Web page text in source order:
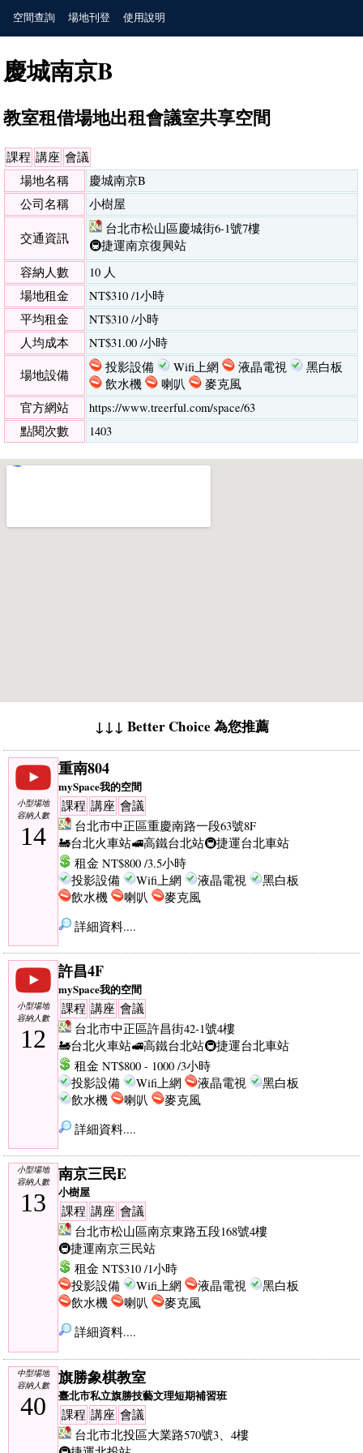
空間查詢 場地刊登 使用說明
慶城南京B
教室租借場地出租會議室共享空間
課程 講座 會議
場地名稱
慶城南京B
公司名稱
小樹屋
交通資訊
台北市松山區慶城街6-1號7樓
🚇捷運南京復興站
容納人數
10 人
場地租金
NT$310 /1小時
平均租金
NT$310 /小時
人均成本
NT$31.00 /小時
場地設備
投影設備 Wifi上網 液晶電視
黑白板
飲水機
喇叭
麥克風
官方網站
https://www.treerful.com/space/63
點閱次數
1403
↓↓↓ Better Choice 為您推薦
小型場地
容納人數
14
重南804
mySpace我的空間
課程 講座 會議
台北市中正區重慶南路一段63號8F
🚂台北火車站🚅高鐵台北站🚇捷運台北車站
租金 NT$800 /3.5小時
投影設備
Wifi上網 液晶電視
黑白板
飲水機
喇叭
麥克風
詳細資料....
小型場地
容納人數
12
許昌4F
mySpace我的空間
課程 講座 會議
台北市中正區許昌街42-1號4樓
🚂台北火車站🚅高鐵台北站🚇捷運台北車站
租金 NT$800 - 1000 /3小時
投影設備
Wifi上網 液晶電視
黑白板
飲水機
喇叭
麥克風
詳細資料....
小型場地
容納人數
13
南京三民E
小樹屋
課程 講座 會議
台北市松山區南京東路五段168號4樓
🚇捷運南京三民站
租金 NT$310 /1小時
投影設備
Wifi上網 液晶電視
黑白板
飲水機
喇叭
麥克風
詳細資料....
中型場地
容納人數
40
旗勝象棋教室
臺北市私立旗勝技藝文理短期補習班
課程 講座 會議
台北市北投區大業路570號3、4樓